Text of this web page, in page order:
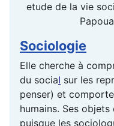
etude de la vie
Sociologie
Elle cherche à
du social sur les
penser) et
humains. Ses
puisque les